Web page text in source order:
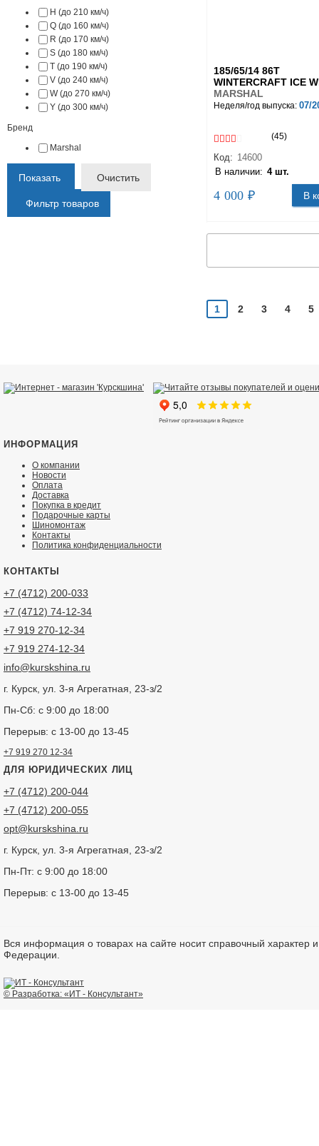
H (до 210 км/ч)
Q (до 160 км/ч)
R (до 170 км/ч)
S (до 180 км/ч)
T (до 190 км/ч)
V (до 240 км/ч)
W (до 270 км/ч)
Y (до 300 км/ч)
Бренд
Marshal
Показать Очистить
Фильтр товаров
185/65/14 86T
WINTERCRAFT ICE
MARSHAL
Неделя/год выпуска: 07/
(45)
Код: 14600
В наличии: 4 шт.
4 000 ₽ В
1 2 3 4 5
ИНФОРМАЦИЯ
О компании
Новости
Оплата
Доставка
Покупка в кредит
Подарочные карты
Шиномонтаж
Контакты
Политика конфиденциальности
КОНТАКТЫ
+7 (4712) 200-033
+7 (4712) 74-12-34
+7 919 270-12-34
+7 919 274-12-34
info@kurskshina.ru
г. Курск, ул. 3-я Агрегатная, 23-з/2
Пн-Сб: с 9:00 до 18:00
Перерыв: с 13-00 до 13-45
+7 919 270 12-34
ДЛЯ ЮРИДИЧЕСКИХ ЛИЦ
+7 (4712) 200-044
+7 (4712) 200-055
opt@kurskshina.ru
г. Курск, ул. 3-я Агрегатная, 23-з/2
Пн-Пт: с 9:00 до 18:00
Перерыв: с 13-00 до 13-45
Вся информация о товарах на сайте носит справочный характер
Федерации.
© Разработка: «ИТ - Консультант»